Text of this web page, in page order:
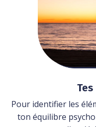
Pour identifier les
ton équilibre